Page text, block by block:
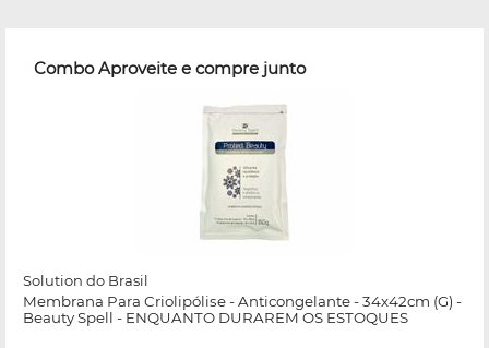
Combo Aproveite e compre junto
Solution do Brasil
Membrana Para Criolipólise - Anticongelante - 34x42cm (G) -
Beauty Spell - ENQUANTO DURAREM OS ESTOQUES